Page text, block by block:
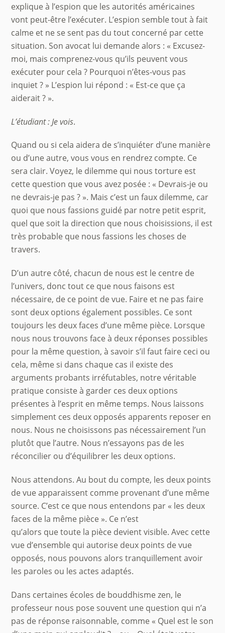
explique à l’espion que les autorités américaines
vont peut-être l’exécuter. L’espion semble tout à fait
calme et ne se sent pas du tout concerné par cette
situation. Son avocat lui demande alors : « Excusez-
moi, mais comprenez-vous qu’ils peuvent vous
exécuter pour cela ? Pourquoi n’êtes-vous pas
inquiet ? » L’espion lui répond : « Est-ce que ça
aiderait ? ».
L’étudiant : Je vois.
Quand ou si cela aidera de s’inquiéter d’une manière
ou d’une autre, vous vous en rendrez compte. Ce
sera clair. Voyez, le dilemme qui nous torture est
cette question que vous avez posée : « Devrais-je ou
ne devrais-je pas ? ». Mais c’est un faux dilemme, car
quoi que nous fassions guidé par notre petit esprit,
quel que soit la direction que nous choisissions, il est
très probable que nous fassions les choses de
travers.
D’un autre côté, chacun de nous est le centre de
l’univers, donc tout ce que nous faisons est
nécessaire, de ce point de vue. Faire et ne pas faire
sont deux options également possibles. Ce sont
toujours les deux faces d’une même pièce. Lorsque
nous nous trouvons face à deux réponses possibles
pour la même question, à savoir s’il faut faire ceci ou
cela, même si dans chaque cas il existe des
arguments probants irréfutables, notre véritable
pratique consiste à garder ces deux options
présentes à l’esprit en même temps. Nous laissons
simplement ces deux opposés apparents reposer en
nous. Nous ne choisissons pas nécessairement l’un
plutôt que l’autre. Nous n’essayons pas de les
réconcilier ou d’équilibrer les deux options.
Nous attendons. Au bout du compte, les deux points
de vue apparaissent comme provenant d’une même
source. C’est ce que nous entendons par « les deux
faces de la même pièce ». Ce n’est
qu’alors que toute la pièce devient visible. Avec cette
vue d’ensemble qui autorise deux points de vue
opposés, nous pouvons alors tranquillement avoir
les paroles ou les actes adaptés.
Dans certaines écoles de bouddhisme zen, le
professeur nous pose souvent une question qui n’a
pas de réponse raisonnable, comme « Quel est le son